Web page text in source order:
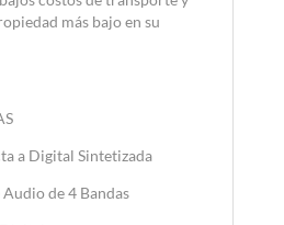
más bajo en su
a Digital Sintetizada
de 4 Bandas